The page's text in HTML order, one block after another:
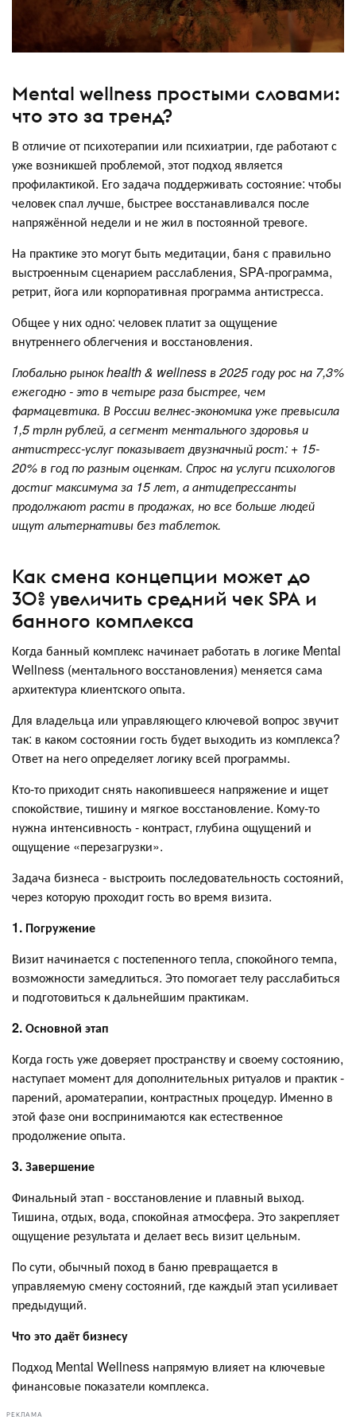
Mental wellness простыми словами:
что это за тренд?
В отличие от психотерапии или психиатрии, где работают с
уже возникшей проблемой, этот подход является
профилактикой. Его задача поддерживать состояние: чтобы
человек спал лучше, быстрее восстанавливался после
напряжённой недели и не жил в постоянной тревоге.
На практике это могут быть медитации, баня с правильно
выстроенным сценарием расслабления, SPA-программа,
ретрит, йога или корпоративная программа антистресса.
Общее у них одно: человек платит за ощущение
внутреннего облегчения и восстановления.
Глобально рынок health & wellness в 2025 году рос на 7,3%
ежегодно - это в четыре раза быстрее, чем
фармацевтика. В России велнес-экономика уже превысила
1,5 трлн рублей, а сегмент ментального здоровья и
антистресс-услуг показывает двузначный рост: + 15-
20% в год по разным оценкам. Спрос на услуги психологов
достиг максимума за 15 лет, а антидепрессанты
продолжают расти в продажах, но все больше людей
ищут альтернативы без таблеток.
Как смена концепции может до
30% увеличить средний чек SPA и
банного комплекса
Когда банный комплекс начинает работать в логике Mental
Wellness (ментального восстановления) меняется сама
архитектура клиентского опыта.
Для владельца или управляющего ключевой вопрос звучит
так: в каком состоянии гость будет выходить из комплекса?
Ответ на него определяет логику всей программы.
Кто-то приходит снять накопившееся напряжение и ищет
спокойствие, тишину и мягкое восстановление. Кому-то
нужна интенсивность - контраст, глубина ощущений и
ощущение «перезагрузки».
Задача бизнеса - выстроить последовательность состояний,
через которую проходит гость во время визита.
1. Погружение
Визит начинается с постепенного тепла, спокойного темпа,
возможности замедлиться. Это помогает телу расслабиться
и подготовиться к дальнейшим практикам.
2. Основной этап
Когда гость уже доверяет пространству и своему состоянию,
наступает момент для дополнительных ритуалов и практик -
парений, ароматерапии, контрастных процедур. Именно в
этой фазе они воспринимаются как естественное
продолжение опыта.
3. Завершение
Финальный этап - восстановление и плавный выход.
Тишина, отдых, вода, спокойная атмосфера. Это закрепляет
ощущение результата и делает весь визит цельным.
По сути, обычный поход в баню превращается в
управляемую смену состояний, где каждый этап усиливает
предыдущий.
Что это даёт бизнесу
Подход Mental Wellness напрямую влияет на ключевые
финансовые показатели комплекса.
РЕКЛАМА